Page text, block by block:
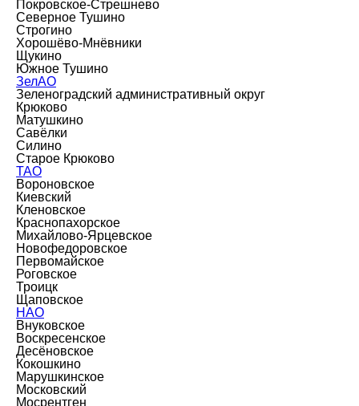
Покровское-Стрешнево
Северное Тушино
Строгино
Хорошёво-Мнёвники
Щукино
Южное Тушино
ЗелАО
Зеленоградский административный округ
Крюково
Матушкино
Савёлки
Силино
Старое Крюково
ТАО
Вороновское
Киевский
Кленовское
Краснопахорское
Михайлово-Ярцевское
Новофедоровское
Первомайское
Роговское
Троицк
Щаповское
НАО
Внуковское
Воскресенское
Десёновское
Кокошкино
Марушкинское
Московский
Мосрентген